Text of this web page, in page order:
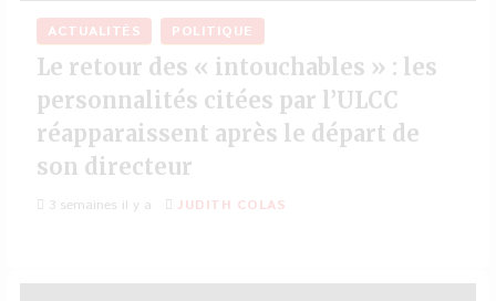
ACTUALITÉS POLITIQUE
Le retour des « intouchables » : les
personnalités citées par l’ULCC
réapparaissent après le départ de
son directeur
3 semaines il y a JUDITH COLAS